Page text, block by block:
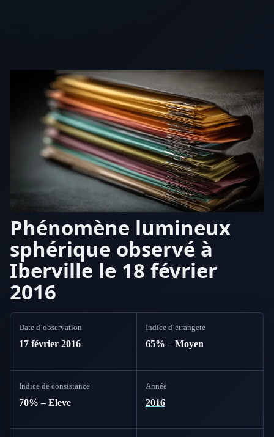
Phénomène lumineux
sphérique observé à
Iberville le 18 février
2016
Date d’observation
17 février 2016
Indice d’étrangeté
65% – Moyen
Indice de consistance
70% – Eleve
Année
2016